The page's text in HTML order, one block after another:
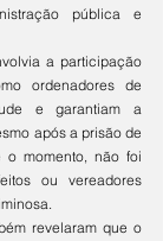
pública e
ordenadores de
e garantiam a
após a prisão de
o momento, não foi
ou vereadores